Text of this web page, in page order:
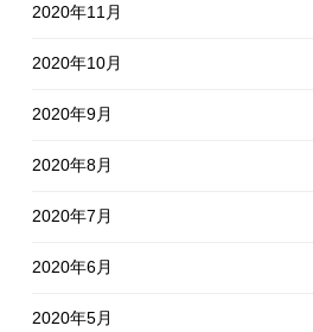
2020年11月
2020年10月
2020年9月
2020年8月
2020年7月
2020年6月
2020年5月